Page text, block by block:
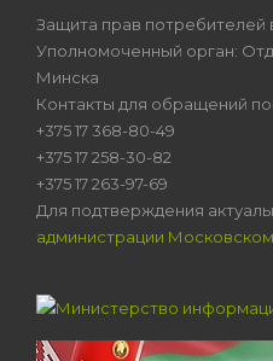
Защита прав
Уполномоченный орган:
Минска
Контакты для обращений
+375 17 368-80-49
+375 17 258-30-82
+375 17 263-97-69
Для подтверждения
администрации